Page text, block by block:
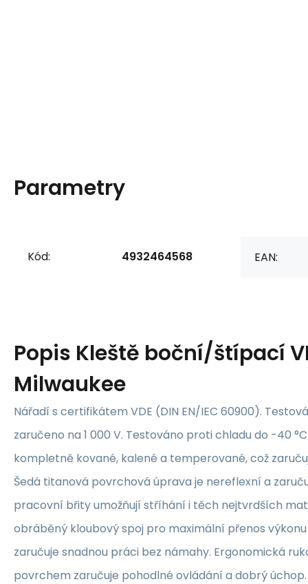
Parametry
Kód: 4932464568 EAN:
Popis Kleště boční/štípací
Milwaukee
Nářadí s certifikátem VDE (DIN EN/IEC 60900).
zaručeno na 1 000 V. Testováno proti chladu do -40
kompletně kované, kalené a temperované, což
Šedá titanová povrchová úprava je nereflexní a
pracovní břity umožňují stříhání i těch nejtvrdších
obráběný kloubový spoj pro maximální přenos
zaručuje snadnou práci bez námahy. Ergonomická
povrchem zaručuje pohodlné ovládání a dobrý úchop.